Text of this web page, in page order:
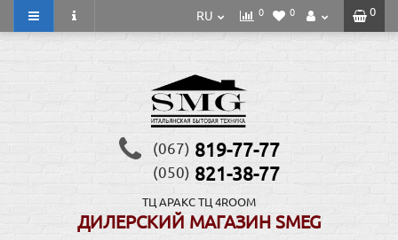
0
RU 0 0
(067) 819-77-77
(050) 821-38-77
ТЦ АРАКС ТЦ 4ROOM
ДИЛЕРСКИЙ МАГАЗИН SMEG